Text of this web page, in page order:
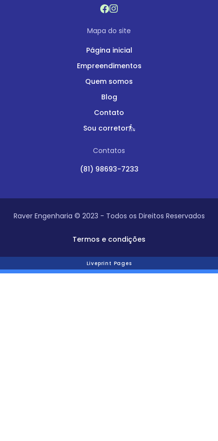
Mapa do site
Página inicial
Empreendimentos
Quem somos
Blog
Contato
Sou corretor
Contatos
(81) 98693-7233
Raver Engenharia © 2023 - Todos os Direitos Reservados
Termos e condições
Liveprint Pages